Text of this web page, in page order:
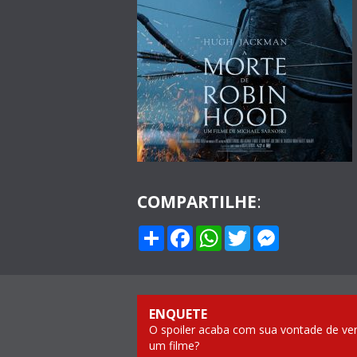
COMPARTILHE:
Compartilhar
Facebook
WhatsApp
Twitter
ENQUETE
O spoiler acaba com sua vontade de ver
um filme?